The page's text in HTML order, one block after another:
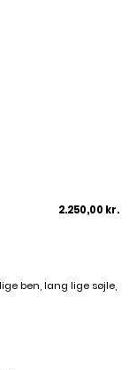
2.250,00 kr.
ben, lang lige søjle,